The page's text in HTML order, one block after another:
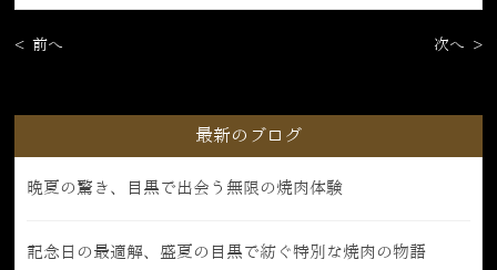
< 前へ 次へ >
最新のブログ
晩夏の驚き、目黒で出会う無限の焼肉体験
記念日の最適解、盛夏の目黒で紡ぐ特別な焼肉の物語